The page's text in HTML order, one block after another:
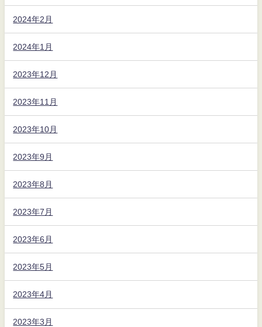
2024年2月
2024年1月
2023年12月
2023年11月
2023年10月
2023年9月
2023年8月
2023年7月
2023年6月
2023年5月
2023年4月
2023年3月